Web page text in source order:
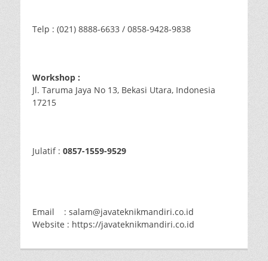
Telp : (021) 8888-6633 / 0858-9428-9838
Workshop :
Jl. Taruma Jaya No 13, Bekasi Utara, Indonesia
17215
Julatif : 0857-1559-9529
Email : salam@javateknikmandiri.co.id
Website : https://javateknikmandiri.co.id